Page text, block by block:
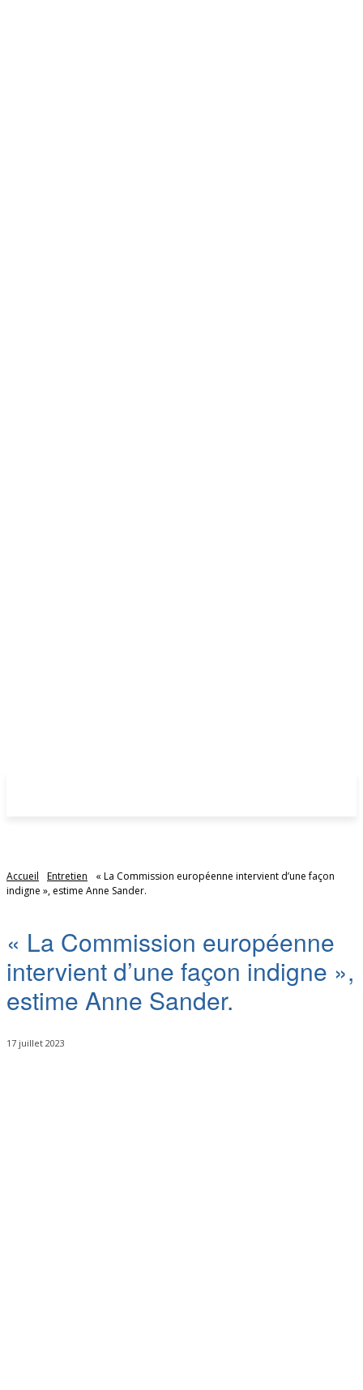
Accueil Entretien
« La Commission européenne intervient d’une façon
indigne », estime Anne Sander.
« La Commission européenne
intervient d’une façon indigne »,
estime Anne Sander.
17 juillet 2023